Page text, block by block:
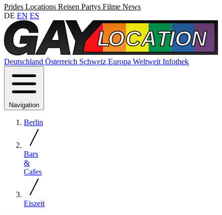
Prides Locations Reisen Partys Filme News
DE EN ES
Deutschland Österreich Schweiz Europa Weltweit Infothek
Navigation
Berlin
Bars
&
Cafes
Eiszeit